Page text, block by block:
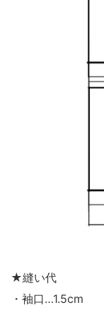
★縫い代
・袖口…1.5cm